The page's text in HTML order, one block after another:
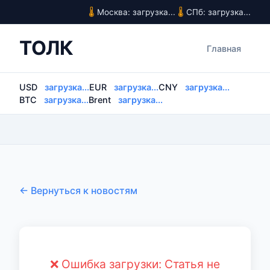
Москва: загрузка... СПб: загрузка...
ТОЛК Главная
USD загрузка...EUR загрузка...CNY
загрузка...
BTC
загрузка...Brent загрузка...
← Вернуться к новостям
❌ Ошибка загрузки: Статья не